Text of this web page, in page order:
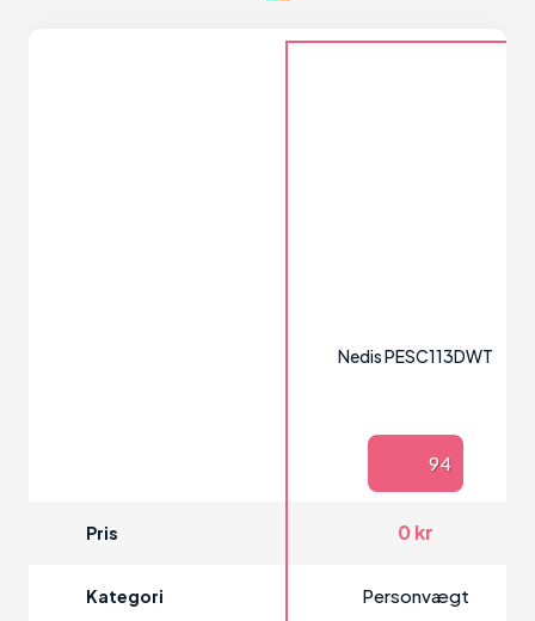
Nedis PESC113DWT
94
Pris 0 kr
Kategori Personvægt